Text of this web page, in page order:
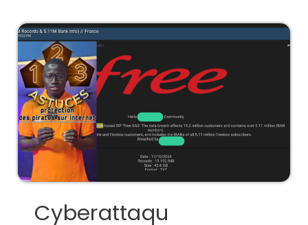
Cyberattaqu